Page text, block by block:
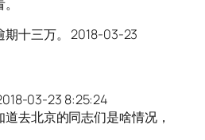
期十三万。 2018-03-23
03-23 8:25:24
去北京的同志们是啥情况，